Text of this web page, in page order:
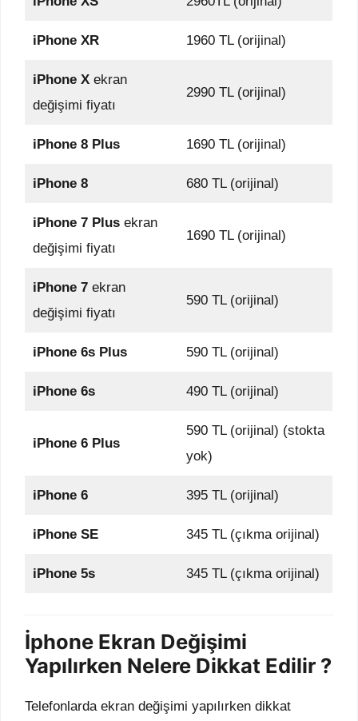
iPhone XR 1960 TL (orijinal)
iPhone Xekran
değişimi fiyatı
2990 TL (orijinal)
iPhone 8 Plus 1690 TL (orijinal)
iPhone 8 680 TL (orijinal)
iPhone 7 Plusekran
değişimi fiyatı
1690 TL (orijinal)
iPhone 7ekran
değişimi fiyatı
590 TL (orijinal)
iPhone 6s Plus 590 TL (orijinal)
iPhone 6s 490 TL (orijinal)
iPhone 6 Plus
590 TL (orijinal) (stokta
yok)
iPhone 6 395 TL (orijinal)
iPhone SE 345 TL (çıkma orijinal)
iPhone 5s 345 TL (çıkma orijinal)
İphone Ekran Değişimi
Yapılırken Nelere Dikkat Edilir ?
Telefonlarda ekran değişimi yapılırken dikkat